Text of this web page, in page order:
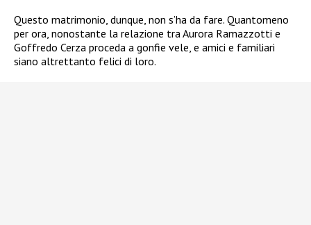
Questo matrimonio, dunque, non s’ha da fare. Quantomeno
per ora, nonostante la relazione tra Aurora Ramazzotti e
Goffredo Cerza proceda a gonfie vele, e amici e familiari
siano altrettanto felici di loro.